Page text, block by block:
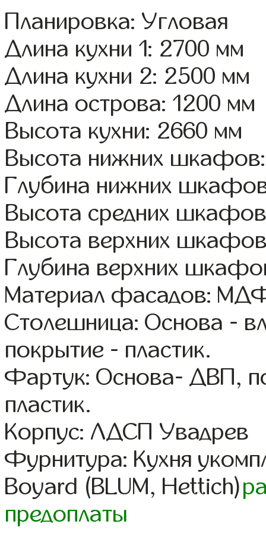
Планировка: Угловая
Длина кухни 1: 2700 мм
Длина кухни 2: 2500 мм
Длина острова: 1200 мм
Высота кухни: 2660 мм
Высота нижних
Глубина нижних
Высота средних
Высота верхних
Глубина верхних
Материал фасадов:
Столешница: Основа -
покрытие - пластик.
Фартук: Основа- ДВП,
пластик.
Корпус: ЛДСП Увадрев
Фурнитура: Кухня
Boyard (BLUM, Hettich)
предоплаты